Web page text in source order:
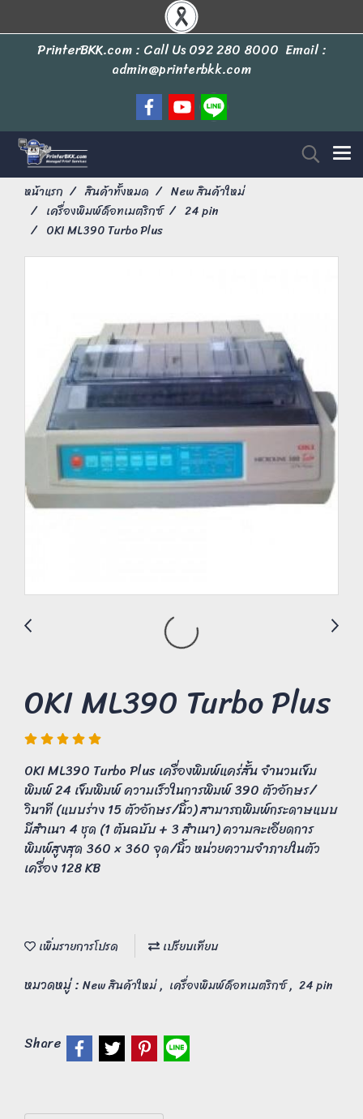
PrinterBKK.com : Call Us092 280 8000 Email :
admin@printerbkk.com
หน้าแรก สินค้าทั้งหมด
New สินค้าใหม่
เครื่องพิมพ์ด็อทเมตริกซ์
24 pin
OKI ML390 Turbo Plus
OKI ML390 Turbo Plus
OKI ML390 Turbo Plus เครื่องพิมพ์แคร่สั้น จำนวนเข็ม
พิมพ์ 24 เข็มพิมพ์ ความเร็วในการพิมพ์ 390 ตัวอักษร/
วินาที (แบบร่าง 15 ตัวอักษร/นิ้ว) สามารถพิมพ์กระดาษแบบ
มีสำเนา 4 ชุด (1 ต้นฉบับ + 3 สำเนา) ความละเอียดการ
พิมพ์สูงสุด 360 × 360 จุด/นิ้ว หน่วยความจำภายในตัว
เครื่อง 128 KB
เพิ่มรายการโปรด เปรียบเทียบ
หมวดหมู่ : New สินค้าใหม่, เครื่องพิมพ์ด็อทเมตริกซ์, 24 pin
Share